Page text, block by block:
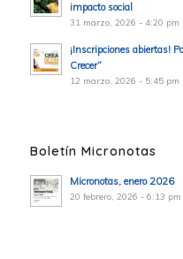
impacto social
31 marzo, 2026 - 4:20 pm
¡Inscripciones abiertas!
Crecer”
12 marzo, 2026 - 5:45 pm
Boletín Micronotas
Micronotas, enero 2026
20 febrero, 2026 - 6:13 pm